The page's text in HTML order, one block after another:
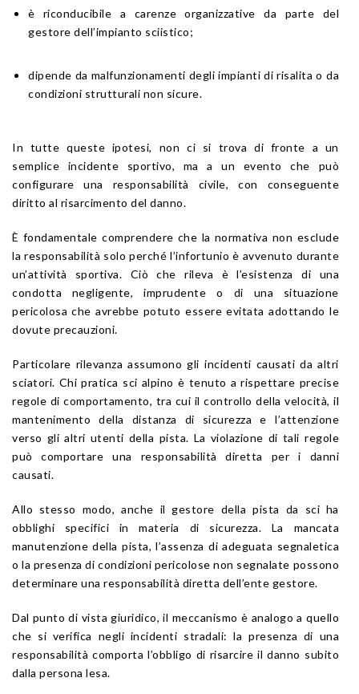
è riconducibile a carenze organizzative da parte del
gestore dell’impianto sciistico;
dipende da malfunzionamenti degli impianti di risalita o da
condizioni strutturali non sicure.
In tutte queste ipotesi, non ci si trova di fronte a un
semplice incidente sportivo, ma a un evento che può
configurare una responsabilità civile, con conseguente
diritto al risarcimento del danno.
È fondamentale comprendere che la normativa non esclude
la responsabilità solo perché l’infortunio è avvenuto durante
un’attività sportiva. Ciò che rileva è l’esistenza di una
condotta negligente, imprudente o di una situazione
pericolosa che avrebbe potuto essere evitata adottando le
dovute precauzioni.
Particolare rilevanza assumono gli incidenti causati da altri
sciatori. Chi pratica sci alpino è tenuto a rispettare precise
regole di comportamento, tra cui il controllo della velocità, il
mantenimento della distanza di sicurezza e l’attenzione
verso gli altri utenti della pista. La violazione di tali regole
può comportare una responsabilità diretta per i danni
causati.
Allo stesso modo, anche il gestore della pista da sci ha
obblighi specifici in materia di sicurezza. La mancata
manutenzione della pista, l’assenza di adeguata segnaletica
o la presenza di condizioni pericolose non segnalate possono
determinare una responsabilità diretta dell’ente gestore.
Dal punto di vista giuridico, il meccanismo è analogo a quello
che si verifica negli incidenti stradali: la presenza di una
responsabilità comporta l’obbligo di risarcire il danno subito
dalla persona lesa.